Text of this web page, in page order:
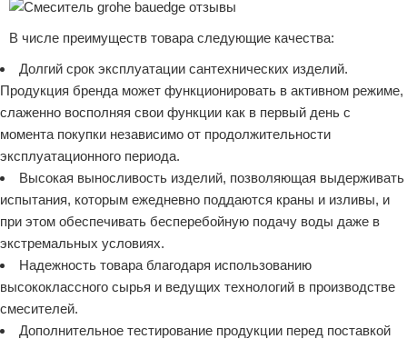
В числе преимуществ товара следующие качества:
Долгий срок эксплуатации сантехнических изделий.
Продукция бренда может функционировать в активном режиме,
слаженно восполняя свои функции как в первый день с
момента покупки независимо от продолжительности
эксплуатационного периода.
Высокая выносливость изделий, позволяющая выдерживать
испытания, которым ежедневно поддаются краны и изливы, и
при этом обеспечивать бесперебойную подачу воды даже в
экстремальных условиях.
Надежность товара благодаря использованию
высококлассного сырья и ведущих технологий в производстве
смесителей.
Дополнительное тестирование продукции перед поставкой